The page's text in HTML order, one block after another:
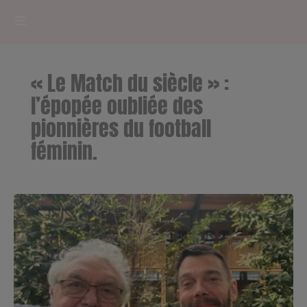
RADIOPLAYER
CK RADIO Line-up
Cultur'Ciné - Jean Meurice
CONCOURS
Contact
« Le Match du siècle » :
l’épopée oubliée des
pionnières du football
féminin.